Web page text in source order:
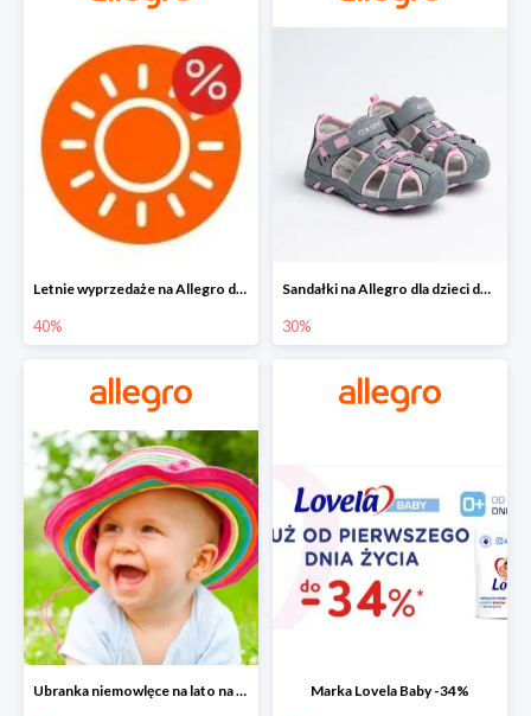
Letnie wyprzedaże na Allegro do -40%
40%
Sandałki na Allegro dla dzieci do -30%
30%
Ubranka niemowlęce na lato na Allegro do -50% Marka Lovela Baby -34%